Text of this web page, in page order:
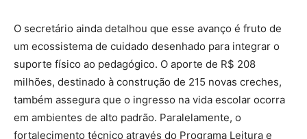
O secretário ainda detalhou que esse avanço é fruto de
um ecossistema de cuidado desenhado para integrar o
suporte físico ao pedagógico. O aporte de R$ 208
milhões, destinado à construção de 215 novas creches,
também assegura que o ingresso na vida escolar ocorra
em ambientes de alto padrão. Paralelamente, o
fortalecimento técnico através do Programa Leitura e